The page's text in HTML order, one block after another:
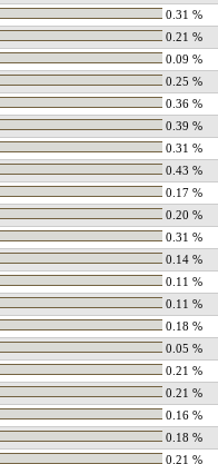
0.31 %
0.21 %
0.09 %
0.25 %
0.36 %
0.39 %
0.31 %
0.43 %
0.17 %
0.20 %
0.31 %
0.14 %
0.11 %
0.11 %
0.18 %
0.05 %
0.21 %
0.21 %
0.16 %
0.18 %
0.21 %